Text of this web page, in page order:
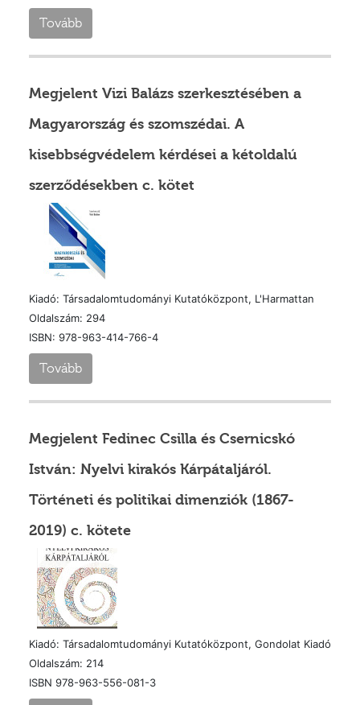
Tovább
Megjelent Vizi Balázs szerkesztésében a
Magyarország és szomszédai. A
kisebbségvédelem kérdései a kétoldalú
szerződésekben c. kötet
Kiadó: Társadalomtudományi Kutatóközpont, L'Harmattan
Oldalszám: 294
ISBN: 978-963-414-766-4
Tovább
Megjelent Fedinec Csilla és Csernicskó
István: Nyelvi kirakós Kárpátaljáról.
Történeti és politikai dimenziók (1867-
2019) c. kötete
Kiadó: Társadalomtudományi Kutatóközpont, Gondolat Kiadó
Oldalszám: 214
ISBN 978-963-556-081-3